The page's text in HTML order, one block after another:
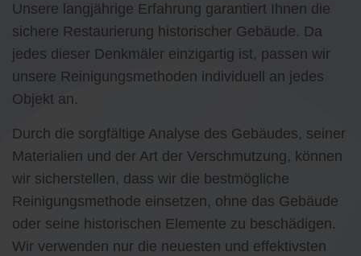
Unsere langjährige Erfahrung garantiert Ihnen die
sichere Restaurierung historischer Gebäude. Da
jedes dieser Denkmäler einzigartig ist, passen wir
unsere Reinigungsmethoden individuell an jedes
Objekt an.
Durch die sorgfältige Analyse des Gebäudes, seiner
Materialien und der Art der Verschmutzung, können
wir sicherstellen, dass wir die bestmögliche
Reinigungsmethode einsetzen, ohne das Gebäude
oder seine historischen Elemente zu beschädigen.
Wir verwenden nur die neuesten und effektivsten